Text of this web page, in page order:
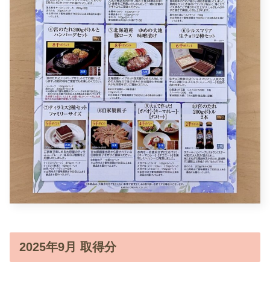
2025年9月 取得分